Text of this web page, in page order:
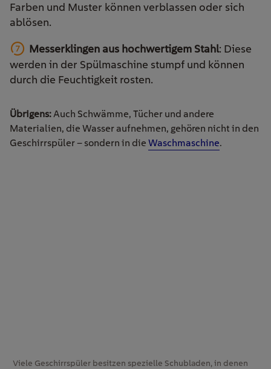
Farben und Muster können verblassen oder sich
ablösen.
Messerklingen aus hochwertigem Stahl: Diese
werden in der Spülmaschine stumpf und können
durch die Feuchtigkeit rosten.
Übrigens:Auch Schwämme, Tücher und andere
Materialien, die Wasser aufnehmen, gehören nicht in den
Geschirrspüler – sondern in die Waschmaschine.
Viele Geschirrspüler besitzen spezielle Schubladen, in denen